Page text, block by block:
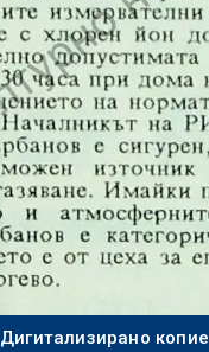
Дигитализирано копие